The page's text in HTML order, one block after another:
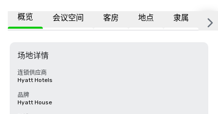
概览 会议空间 客房 地点 隶属 更
场地详情
连锁供应商
Hyatt Hotels
品牌
Hyatt House